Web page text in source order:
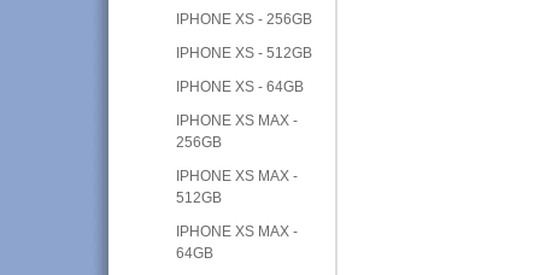
IPHONE XS - 256GB
IPHONE XS - 512GB
IPHONE XS - 64GB
IPHONE XS MAX -
256GB
IPHONE XS MAX -
512GB
IPHONE XS MAX -
64GB